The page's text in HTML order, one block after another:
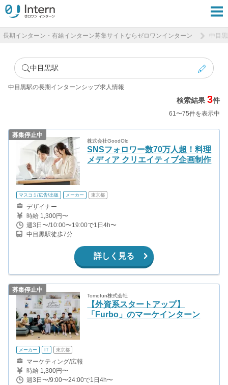
長期インターン・有給インターン募集サイトならゼロワンインターン 中目
中目黒駅
中目黒駅の長期インターンシップ求人情報
検索結果3件
61〜75件を表示中
募集停止中
株式会社GoodOld
SNSフォロワー数70万人超！料理
メディア クリエイティブ企画制作
マスコミ/広告/出版 メーカー 東京都
デザイナー
時給 1,300円〜
週3日〜/10:00〜19:00で1日4h〜
中目黒駅徒歩7分
詳しく見る
募集停止中
Tomofun株式会社
【外資系スタートアップ】
「Furbo」のマーケインターン
メーカー IT 東京都
マーケティング/広報
時給 1,300円〜
週3日〜/9:00〜24:00で1日4h〜